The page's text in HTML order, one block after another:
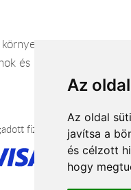
Az
Az oldal
javítsa a
és célzott
hogy
és környékén.
fizetési módok